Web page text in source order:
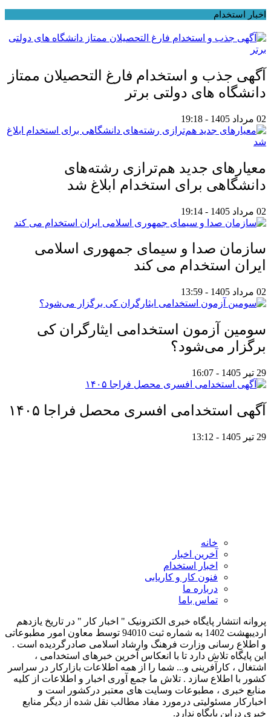
اخبار استخدام
آگهی جذب و استخدام فارغ التحصیلان ممتاز
دانشگاه های دولتی برتر
02 مرداد 1405 - 19:18
معیار‌های جدید هم‌ترازی رشته‌های
دانشگاهی برای استخدام ابلاغ شد
02 مرداد 1405 - 19:14
سازمان صدا و سیمای جمهوری اسلامی
ایران استخدام می کند
02 مرداد 1405 - 13:59
سومین آزمون استخدامی ایثارگران کی
برگزار می‌شود؟
29 تیر 1405 - 16:07
آگهی استخدامی افسری محصل فراجا ۱۴۰۵
29 تیر 1405 - 13:12
خانه
آخرین اخبار
اخبار استخدام
فنون کار و کاریابی
درباره ما
تماس باما
پروانه انتشار پایگاه خبری الکترونیک " اخبار کار " در تاریخ یازدهم
اردیبهشت 1402 به شماره ثبت 94010 توسط معاون امور مطبوعاتی
و اطلاع رسانی وزارت فرهنگ وارشاد اسلامی صادرگردیده است .
این پایگاه تلاش دارد تا با انعکاس آخرین خبرهای استخدامی ،
اشتغال ، کارآفرینی و... شما را از همه اطلاعات بازارکار در سراسر
کشور با اطلاع سازد . تلاش ما جمع آوری اخبار و اطلاعات از کلیه
منابع خبری ، مطبوعات وسایت های معتبر درکشور است و
اخبارکار مسئولیتی درمورد مفاد مطالب نقل شده از دیگر منابع
خبری دراین پایگاه ندارد.